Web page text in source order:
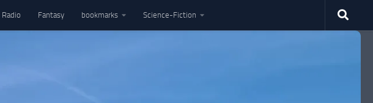
Radio Fantasy bookmarks Science-Fiction